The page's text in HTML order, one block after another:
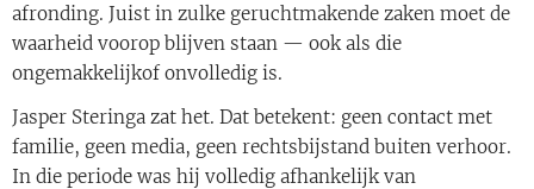
afronding. Juist in zulke geruchtmakende zaken moet de
waarheid voorop blijven staan — ook als die
ongemakkelijkof onvolledig is.
Jasper Steringa zat het. Dat betekent: geen contact met
familie, geen media, geen rechtsbijstand buiten verhoor.
In die periode was hij volledig afhankelijk van